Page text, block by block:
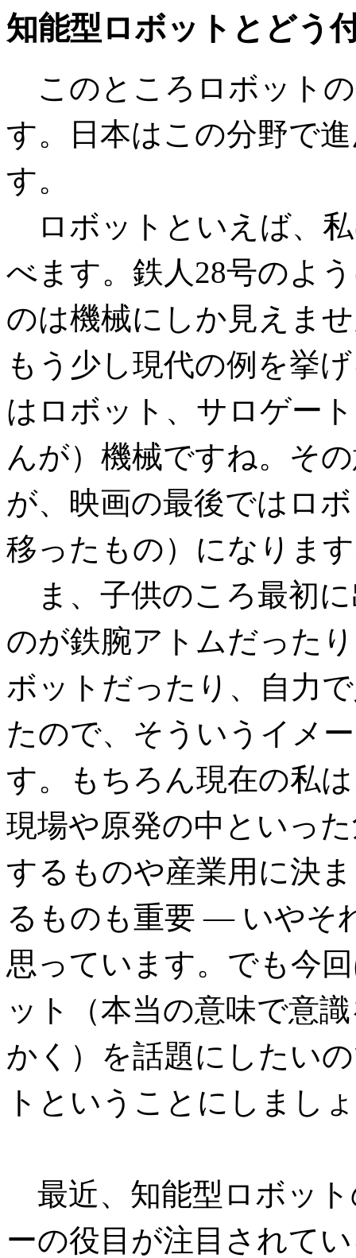
知能型ロボットとどう
このところロボット
す。日本はこの分野で
す。
ロボットといえば、
べます。鉄人28号のよ
のは機械にしか見えま
もう少し現代の例を挙
はロボット、サロゲー
んが）機械ですね。そ
が、映画の最後ではロ
移ったもの）になりま
ま、子供のころ最初
のが鉄腕アトムだった
ボットだったり、自力
たので、そういうイメ
す。もちろん現在の私
現場や原発の中といっ
するものや産業用に決
るものも重要 ― いやそ
思っています。でも今
ット（本当の意味で意
かく）を話題にしたい
トということにしまし
最近、知能型ロボッ
ーの役目が注目されて